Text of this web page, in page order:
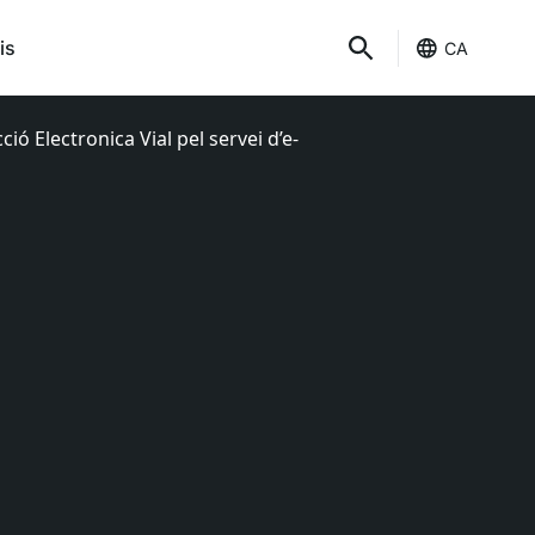
CA
Electronica Vial pel servei d’e-